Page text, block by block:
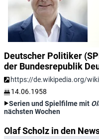
Deutscher Politiker
der Bundesrepublik
https://de.wikipedia.org/
14.06.1958
Serien und Spielfilme mit
nächsten Wochen
Olaf Scholz in den